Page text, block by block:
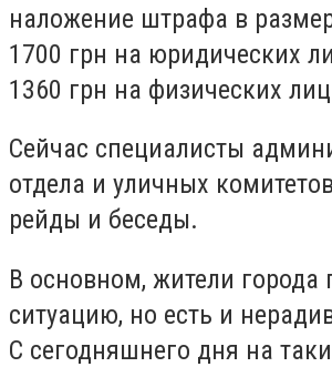
наложение штрафа в
1700 грн на юридических
1360 грн на физических
Сейчас специалисты
отдела и уличных
рейды и беседы.
В основном, жители
ситуацию, но есть и
С сегодняшнего дня на